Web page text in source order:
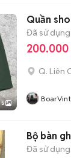
5
Quần
Đã sử dụng
Q. Liên
Bộ bàn
Đã sử dụng